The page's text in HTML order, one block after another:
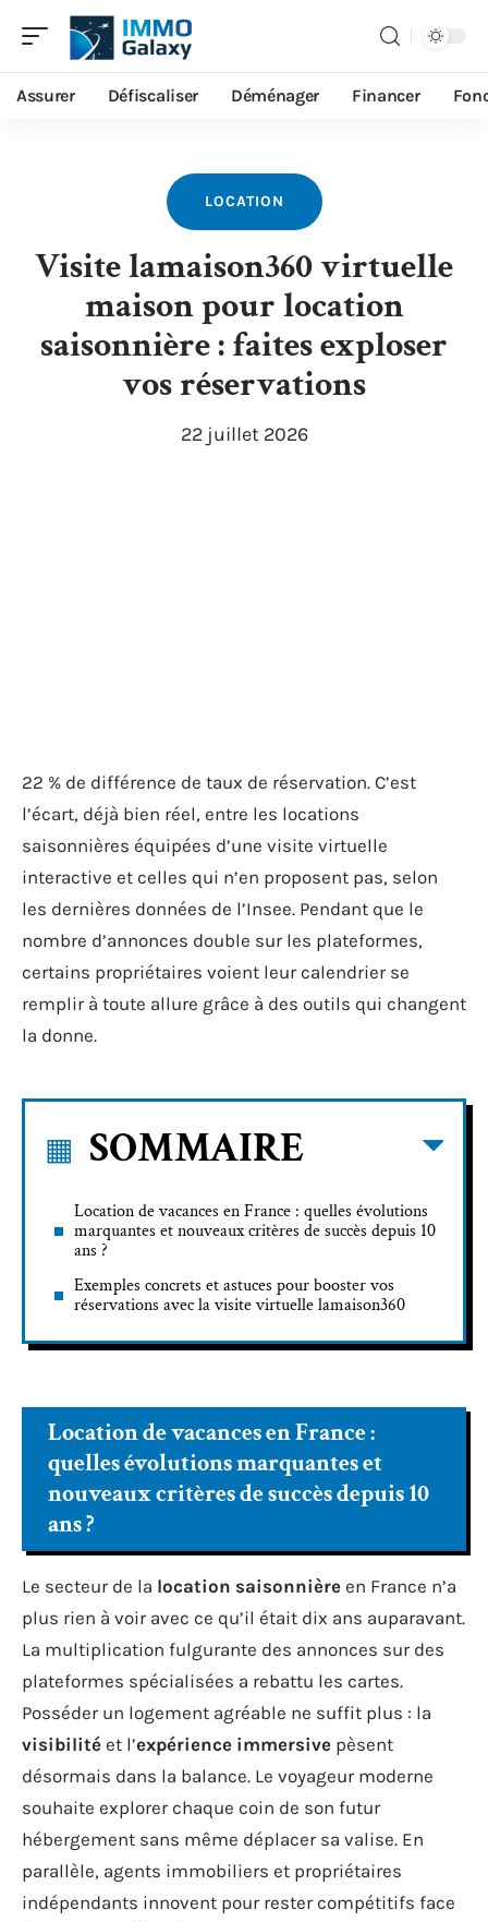
Assurer Défiscaliser Déménager Financer
LOCATION
Visite lamaison360 virtuelle
maison pour location
saisonnière : faites exploser
vos réservations
22 juillet 2026
22 % de différence de taux de réservation. C’est
l’écart, déjà bien réel, entre les locations
saisonnières équipées d’une visite virtuelle
interactive et celles qui n’en proposent pas, selon
les dernières données de l’Insee. Pendant que le
nombre d’annonces double sur les plateformes,
certains propriétaires voient leur calendrier se
remplir à toute allure grâce à des outils qui changent
la donne.
SOMMAIRE
Location de vacances en France : quelles évolutions
marquantes et nouveaux critères de succès depuis 10
ans ?
Exemples concrets et astuces pour booster vos
réservations avec la visite virtuelle lamaison360
Location de vacances en France :
quelles évolutions marquantes et
nouveaux critères de succès depuis 10
ans ?
Le secteur de la location saisonnière en France n’a
plus rien à voir avec ce qu’il était dix ans auparavant.
La multiplication fulgurante des annonces sur des
plateformes spécialisées a rebattu les cartes.
Posséder un logement agréable ne suffit plus : la
visibilité et l’expérience immersive pèsent
désormais dans la balance. Le voyageur moderne
souhaite explorer chaque coin de son futur
hébergement sans même déplacer sa valise. En
parallèle, agents immobiliers et propriétaires
indépendants innovent pour rester compétitifs face